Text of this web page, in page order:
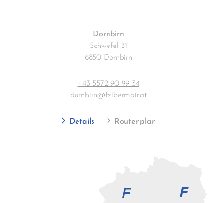
Dornbirn
Schwefel 31
6850 Dornbirn
+43 5572-90 99 34
dornbirn@felbermair.at
Details Routenplan